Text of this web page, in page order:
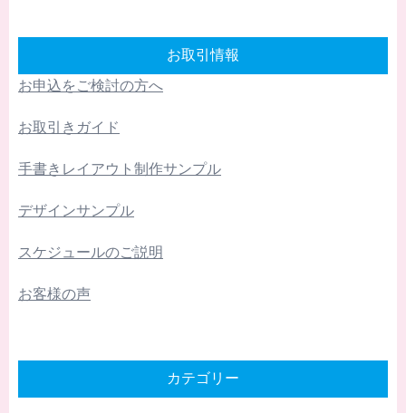
お取引情報
お申込をご検討の方へ
お取引きガイド
手書きレイアウト制作サンプル
デザインサンプル
スケジュールのご説明
お客様の声
カテゴリー